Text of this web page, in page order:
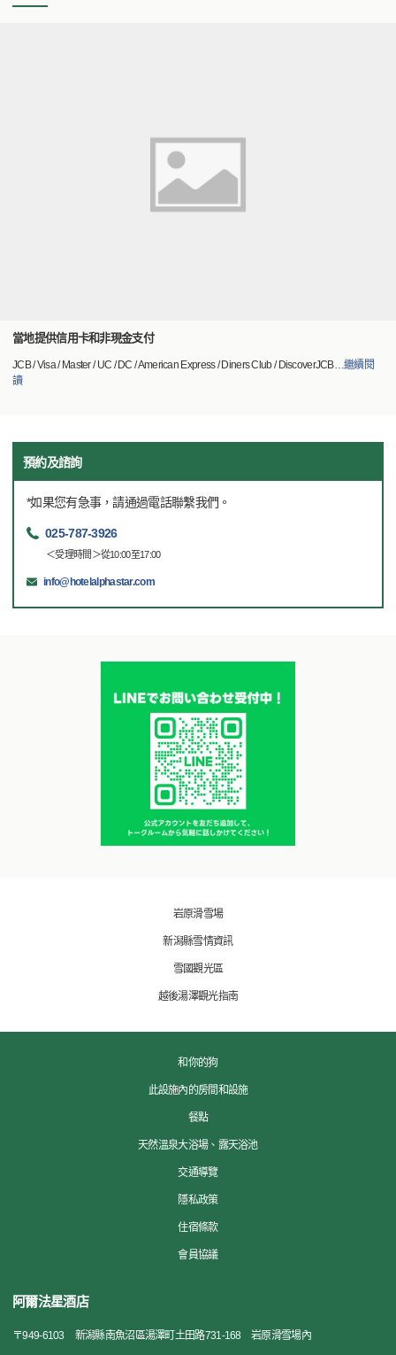
當地提供信用卡和非現金支付
JCB / Visa / Master / UC / DC / American Express / Diners Club / DiscoverJCB…繼續閱
讀
預約及諮詢
*如果您有急事，請通過電話聯繫我們。
025-787-3926
＜受理時間＞從10:00至17:00
info@hotelalphastar.com
岩原滑雪場
新潟縣雪情資訊
雪國觀光區
越後湯澤觀光指南
和你的狗
此設施內的房間和設施
餐點
天然溫泉大浴場、露天浴池
交通導覽
隱私政策
住宿條款
會員協議
阿爾法星酒店
〒949-6103 新潟縣南魚沼區湯澤町土田路731-168 岩原滑雪場內